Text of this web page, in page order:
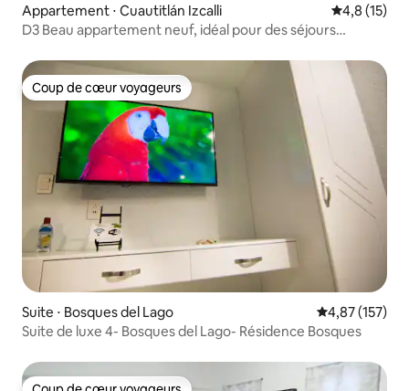
Appartement ⋅ Cuautitlán Izcalli Évaluation
4,8 (15)
D3 Beau appartement neuf, idéal pour des séjours
Coup de cœur voyageurs
Coup de cœur voyageurs
Suite ⋅ Bosques del Lago Évaluation
4,87 (157)
Suite de luxe 4- Bosques del Lago- Résidence Bosques